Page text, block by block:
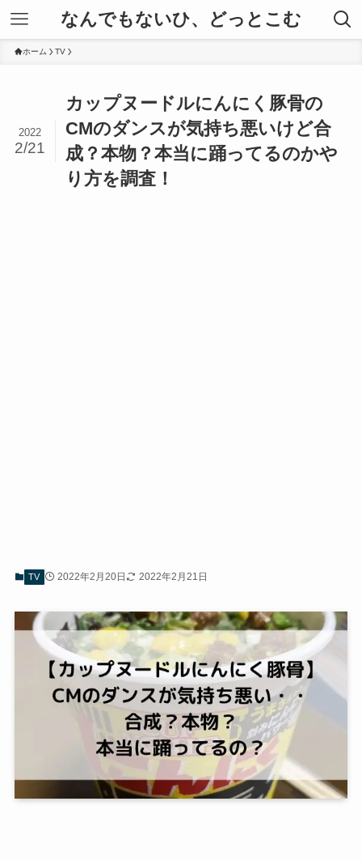
なんでもないひ、どっとこむ
ホーム TV
カップヌードルにんにく豚骨の
CMのダンスが気持ち悪いけど合
成？本物？本当に踊ってるのかや
り方を調査！
2022
2/21
TV 2022年2月20日 2022年2月21日